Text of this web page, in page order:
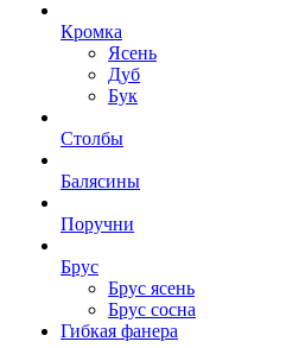
Кромка
Ясень
Дуб
Бук
Столбы
Балясины
Поручни
Брус
Брус ясень
Брус сосна
Гибкая фанера